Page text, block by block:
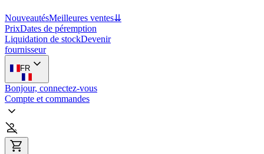
NouveautésMeilleures ventes⇊
PrixDates de péremption
Liquidation de stockDevenir
fournisseur
FR
Bonjour, connectez-vous
Compte et commandes